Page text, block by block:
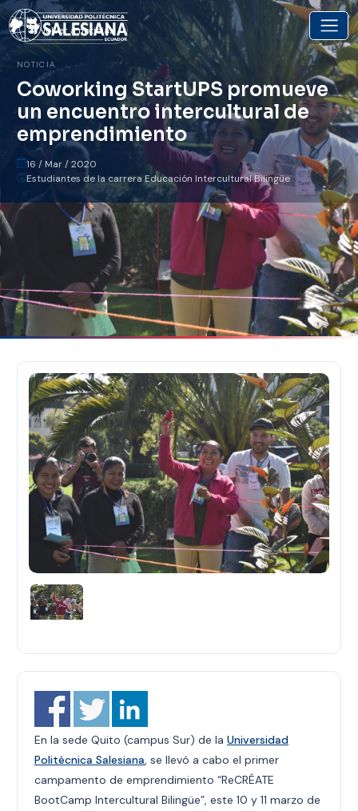
Volver a noticias
NOTICIA
Coworking StartUPS promueve
un encuentro intercultural de
emprendimiento
16 / Mar / 2020
Estudiantes de la carrera Educación Intercultural Bilingüe
En la sede Quito (campus Sur) de la Universidad
Politécnica Salesiana, se llevó a cabo el primer
campamento de emprendimiento “ReCRÉATE
BootCamp Intercultural Bilingüe”, este 10 y 11 marzo de